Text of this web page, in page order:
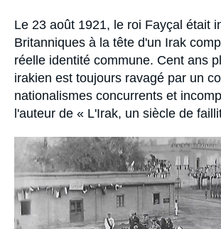
Accroche
Le 23 août 1921, le roi Fayçal était
Britanniques à la tête d'un Irak
réelle identité commune. Cent ans
irakien est toujours ravagé par un
nationalismes concurrents et
l'auteur de « L'Irak, un siècle de
Image
principale
médiatique